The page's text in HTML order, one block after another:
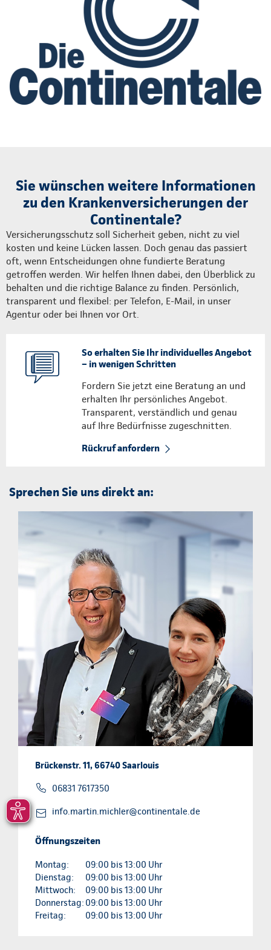
Sie wünschen weitere Informationen
zu den Krankenversicherungen der
Continentale?
Versicherungsschutz soll Sicherheit geben, nicht zu viel
kosten und keine Lücken lassen. Doch genau das passiert
oft, wenn Entscheidungen ohne fundierte Beratung
getroffen werden. Wir helfen Ihnen dabei, den Überblick zu
behalten und die richtige Balance zu finden. Persönlich,
transparent und flexibel: per Telefon, E-Mail, in unser
Agentur oder bei Ihnen vor Ort.
So erhalten Sie Ihr individuelles Angebot
– in wenigen Schritten
Fordern Sie jetzt eine Beratung an und
erhalten Ihr persönliches Angebot.
Transparent, verständlich und genau
auf Ihre Bedürfnisse zugeschnitten.
Rückruf anfordern
Sprechen Sie uns direkt an:
Brückenstr. 11, 66740 Saarlouis
06831 7617350
info.martin.michler@continentale.de
Öffnungszeiten
Montag:
09:00 bis 13:00 Uhr
Dienstag:
09:00 bis 13:00 Uhr
Mittwoch:
09:00 bis 13:00 Uhr
Donnerstag: 09:00 bis 13:00 Uhr
Freitag:
09:00 bis 13:00 Uhr